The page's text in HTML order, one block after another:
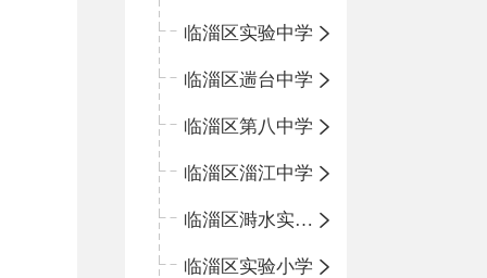
临淄区实验中学
临淄区遄台中学
临淄区第八中学
临淄区淄江中学
临淄区溡水实验学校
临淄区实验小学